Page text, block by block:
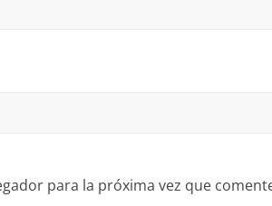
para la próxima vez que